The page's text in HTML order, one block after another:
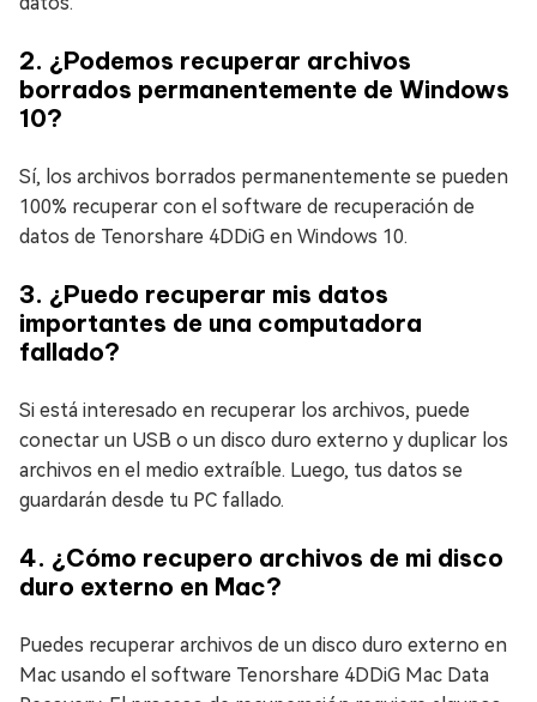
2. ¿Podemos recuperar archivos
borrados permanentemente de Windows
10?
Sí, los archivos borrados permanentemente se pueden
100% recuperar con el software de recuperación de
datos de Tenorshare 4DDiG en Windows 10.
3. ¿Puedo recuperar mis datos
importantes de una computadora
fallado?
Si está interesado en recuperar los archivos, puede
conectar un USB o un disco duro externo y duplicar los
archivos en el medio extraíble. Luego, tus datos se
guardarán desde tu PC fallado.
4. ¿Cómo recupero archivos de mi disco
duro externo en Mac?
Puedes recuperar archivos de un disco duro externo en
Mac usando el software Tenorshare 4DDiG Mac Data